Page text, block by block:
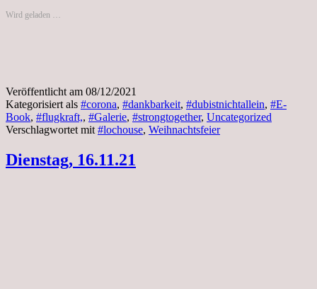
Wird geladen …
Veröffentlicht am 08/12/2021
Kategorisiert als #corona, #dankbarkeit, #dubistnichtallein, #E-
Book, #flugkraft,, #Galerie, #strongtogether, Uncategorized
Verschlagwortet mit #lochouse, Weihnachtsfeier
Dienstag, 16.11.21